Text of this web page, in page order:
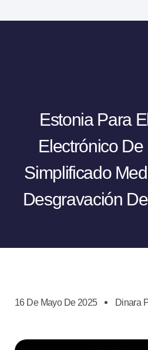
Estonia Para
Electrónico De
Simplificado
Desgravación
16 De Mayo De 2025 Dinara